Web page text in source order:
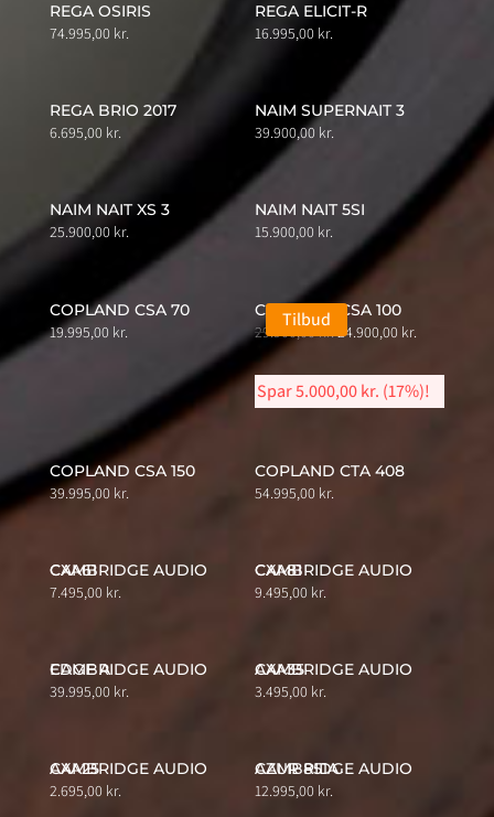
REGA OSIRIS
74.995,00 kr.
REGA ELICIT-R
16.995,00 kr.
REGA BRIO 2017
6.695,00 kr.
NAIM SUPERNAIT 3
39.900,00 kr.
NAIM NAIT XS 3
25.900,00 kr.
NAIM NAIT 5SI
15.900,00 kr.
COPLAND CSA 70
19.995,00 kr.
Tilbud
COPLAND CSA 100
29.900,00kr. Original
was:
24.900,00 kr.
is:
Spar5.000,00kr. (17%)!
COPLAND CSA 150
39.995,00 kr.
COPLAND CTA 408
54.995,00 kr.
CAMBRIDGE AUDIO CXA61
7.495,00 kr.
CAMBRIDGE AUDIO CXA81
9.495,00 kr.
CAMBRIDGE AUDIO EDGE A
39.995,00 kr.
CAMBRIDGE AUDIO AXA35
3.495,00 kr.
CAMBRIDGE AUDIO AXA25
2.695,00 kr.
CAMBRIDGE AUDIO AZUR 851A
12.995,00 kr.